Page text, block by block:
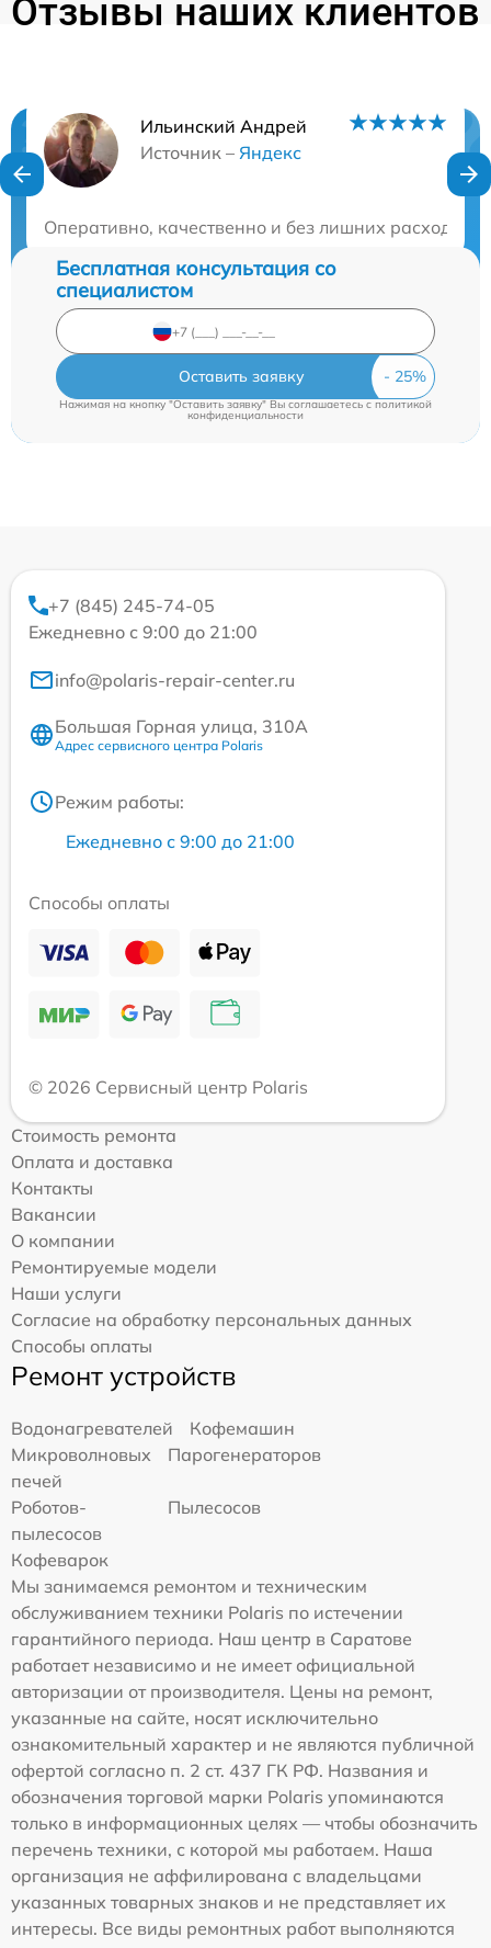
Отзывы наших клиентов
Ильинский Андрей
Источник – Яндекс
Оперативно, качественно и без лишних расходов.
Нужна консультация?
Бесплатная консультация со
специалистом
Оставить заявку
Нажимая на кнопку "Оставить заявку" Вы соглашаетесь cполитикой
конфиденциальности
+7 (845) 245-74-05
Ежедневно с 9:00 до 21:00
info@polaris-repair-center.ru
Большая Горная улица, 310А
Адрес сервисного центра Polaris
Режим работы:
Ежедневно с 9:00 до 21:00
Способы оплаты
© 2026 Сервисный центр Polaris
Стоимость ремонта
Оплата и доставка
Контакты
Вакансии
О компании
Ремонтируемые модели
Наши услуги
Согласие на обработку персональных данных
Способы оплаты
Ремонт устройств
Водонагревателей
Кофемашин
Микроволновых
печей
Парогенераторов
Роботов-
пылесосов
Пылесосов
Кофеварок
Мы занимаемся ремонтом и техническим
обслуживанием техники Polaris по истечении
гарантийного периода. Наш центр в Саратове
работает независимо и не имеет официальной
авторизации от производителя. Цены на ремонт,
указанные на сайте, носят исключительно
ознакомительный характер и не являются публичной
офертой согласно п. 2 ст. 437 ГК РФ. Названия и
обозначения торговой марки Polaris упоминаются
только в информационных целях — чтобы обозначить
перечень техники, с которой мы работаем. Наша
организация не аффилирована с владельцами
указанных товарных знаков и не представляет их
интересы. Все виды ремонтных работ выполняются